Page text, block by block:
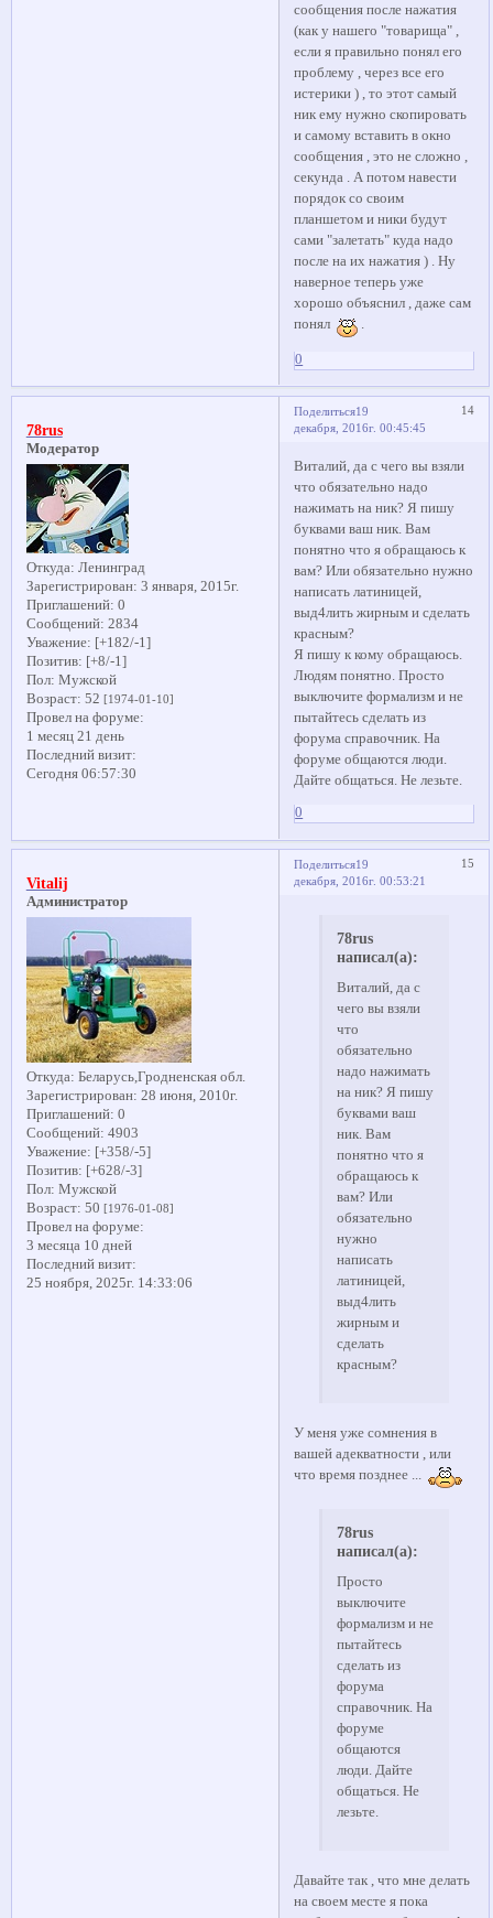
сообщения после нажатия
(как у нашего "товарища" ,
если я правильно понял его
проблему , через все его
истерики ) , то этот самый
ник ему нужно скопировать
и самому вставить в окно
сообщения , это не сложно ,
секунда . А потом навести
порядок со своим
планшетом и ники будут
сами "залетать" куда надо
после на их нажатия ) . Ну
наверное теперь уже
хорошо объяснил , даже сам
понял
.
0
Поделиться 14
19
декабря, 2016г. 00:45:45
78rus
Модератор
Откуда: Ленинград
Зарегистрирован: 3 января, 2015г.
Приглашений: 0
Сообщений: 2834
Уважение: [+182/-1]
Позитив: [+8/-1]
Пол: Мужской
Возраст: 52 [1974-01-10]
Провел на форуме:
1 месяц 21 день
Последний визит:
Сегодня 06:57:30
Виталий, да с чего вы взяли
что обязательно надо
нажимать на ник? Я пишу
буквами ваш ник. Вам
понятно что я обращаюсь к
вам? Или обязательно нужно
написать латиницей,
выд4лить жирным и сделать
красным?
Я пишу к кому обращаюсь.
Людям понятно. Просто
выключите формализм и не
пытайтесь сделать из
форума справочник. На
форуме общаются люди.
Дайте общаться. Не лезьте.
0
Поделиться 15
19
декабря, 2016г. 00:53:21
Vitalij
Администратор
Откуда: Беларусь,Гродненская обл.
Зарегистрирован: 28 июня, 2010г.
Приглашений: 0
Сообщений: 4903
Уважение: [+358/-5]
Позитив: [+628/-3]
Пол: Мужской
Возраст: 50 [1976-01-08]
Провел на форуме:
3 месяца 10 дней
Последний визит:
25 ноября, 2025г. 14:33:06
78rus
написал(а):
Виталий, да с
чего вы взяли
что
обязательно
надо нажимать
на ник? Я пишу
буквами ваш
ник. Вам
понятно что я
обращаюсь к
вам? Или
обязательно
нужно
написать
латиницей,
выд4лить
жирным и
сделать
красным?
У меня уже сомнения в
вашей адекватности , или
что время позднее ...
78rus
написал(а):
Просто
выключите
формализм и не
пытайтесь
сделать из
форума
справочник. На
форуме
общаются
люди. Дайте
общаться. Не
лезьте.
Давайте так , что мне делать
на своем месте я пока